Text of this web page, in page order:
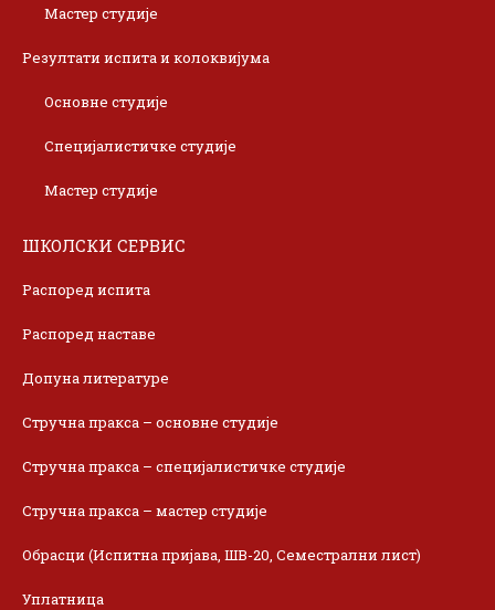
Мастер студије
Резултати испита и колоквијума
Основне студије
Специјалистичке студије
Мастер студије
ШКОЛСКИ СЕРВИС
Распоред испита
Распоред наставе
Допуна литературе
Стручна пракса – основне студије
Стручна пракса – специјалистичке студије
Стручна пракса – мастер студије
Обрасци (Испитна пријава, ШВ-20, Семестрални лист)
Уплатница